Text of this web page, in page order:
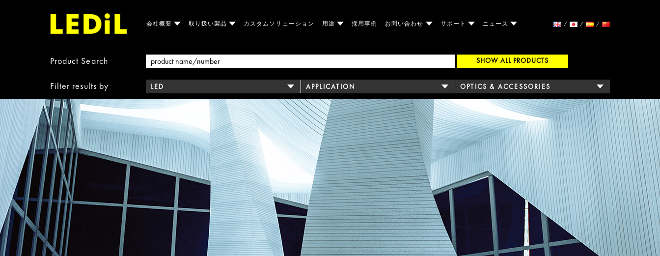
会社概要 取り扱い製品 カスタムソリューション 用途 採用事例 お問い合わせ サポート ニュース
Product Search SHOW ALL PRODUCTS
Filter results by LED APPLICATION OPTICS & ACCESSORIES